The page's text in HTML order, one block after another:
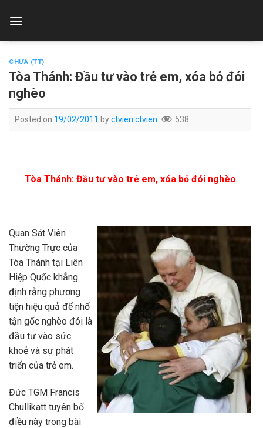
CHƯA (TT)
Tòa Thánh: Đầu tư vào trẻ em, xóa bỏ đói
nghèo
Posted on 19/02/2011 byctvien ctvien 538
Tòa Thánh: Đầu tư vào trẻ em, xóa bỏ đói nghèo
Quan Sát Viên
Thường Trực của
Tòa Thánh tại Liên
Hiệp Quốc khẳng
định rằng phương
tiện hiệu quả để nhổ
tận gốc nghèo đói là
đầu tư vào sức
khoẻ và sự phát
triển của trẻ em.
Đức TGM Francis
Chullikatt tuyên bố
điều này trong bài